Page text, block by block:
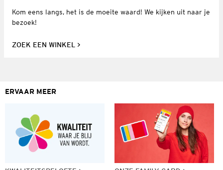
Kom eens langs, het is de moeite waard! We kijken uit naar je
bezoek!
ZOEK EEN WINKEL
ERVAAR MEER